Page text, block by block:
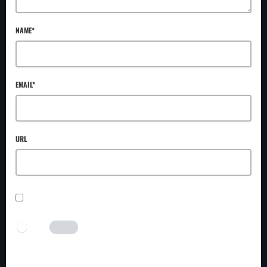
NAME*
EMAIL*
URL
I AM HUMAN